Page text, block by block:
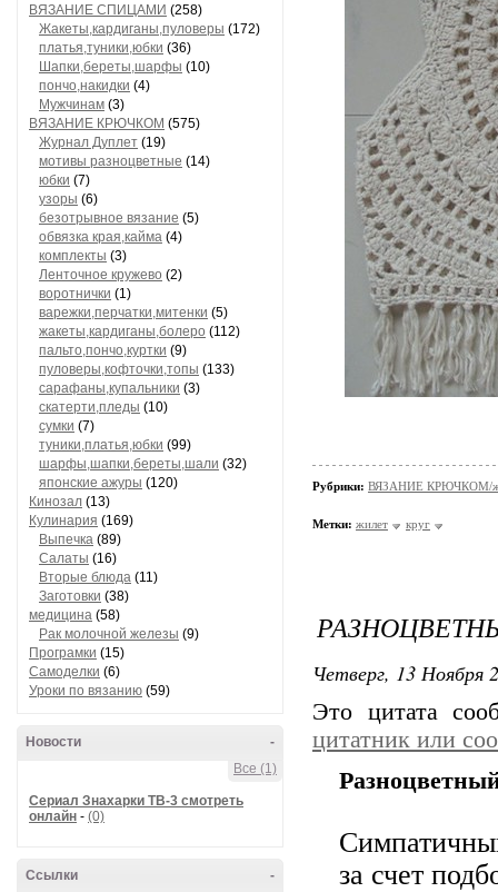
ВЯЗАНИЕ СПИЦАМИ (258)
Жакеты,кардиганы,пуловеры (172)
платья,туники,юбки (36)
Шапки,береты,шарфы (10)
пончо,накидки (4)
Мужчинам (3)
ВЯЗАНИЕ КРЮЧКОМ (575)
Журнал Дуплет (19)
мотивы разноцветные (14)
юбки (7)
узоры (6)
безотрывное вязание (5)
обвязка края,кайма (4)
комплекты (3)
Ленточное кружево (2)
воротнички (1)
варежки,перчатки,митенки (5)
жакеты,кардиганы,болеро (112)
пальто,пончо,куртки (9)
пуловеры,кофточки,топы (133)
сарафаны,купальники (3)
скатерти,пледы (10)
сумки (7)
туники,платья,юбки (99)
шарфы,шапки,береты,шали (32)
японские ажуры (120)
Кинозал (13)
Кулинария (169)
Выпечка (89)
Салаты (16)
Вторые блюда (11)
Заготовки (38)
медицина (58)
Рак молочной железы (9)
Програмки (15)
Самоделки (6)
Уроки по вязанию (59)
-
Новости
Все (1)
Сериал Знахарки ТВ-3 смотреть
онлайн - (0)
-
Ссылки
Рубрики: ВЯЗАНИЕ КРЮЧКОМ/
Метки: жилет круг
Четверг, 13 Ноября
Это цитата
цитатник или
за счет